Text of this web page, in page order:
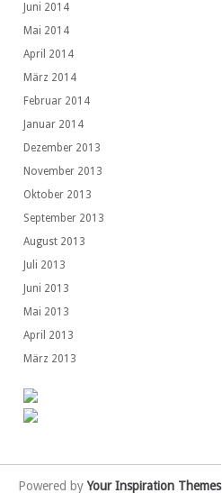
Juni 2014
Mai 2014
April 2014
März 2014
Februar 2014
Januar 2014
Dezember 2013
November 2013
Oktober 2013
September 2013
August 2013
Juli 2013
Juni 2013
Mai 2013
April 2013
März 2013
Powered byYour Inspiration Themes